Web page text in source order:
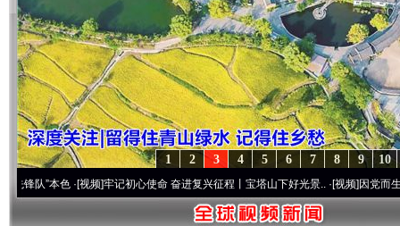
10
9
8
7
6
5
4
3
2
1
·[视频]牢记初心使命 奋进复兴征程丨宝塔山下好光景..·[视频]因党而生 为党而